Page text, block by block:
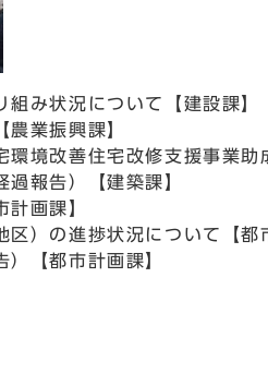
み状況について【建設課】
業振興課】
境改善住宅改修支援事業助
報告）【建築課】
画課】
）の進捗状況について【都
【都市計画課】